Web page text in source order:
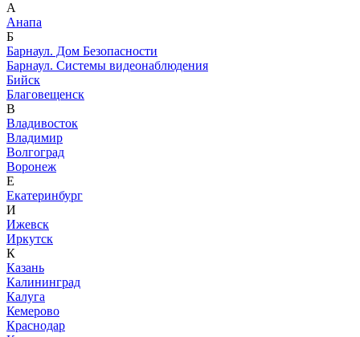
А
Анапа
Б
Барнаул. Дом Безопасности
Барнаул. Системы видеонаблюдения
Бийск
Благовещенск
В
Владивосток
Владимир
Волгоград
Воронеж
Е
Екатеринбург
И
Ижевск
Иркутск
К
Казань
Калининград
Калуга
Кемерово
Краснодар